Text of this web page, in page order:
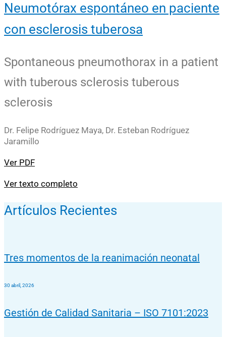
Neumotórax espontáneo en paciente
con esclerosis tuberosa
Spontaneous pneumothorax in a patient
with tuberous sclerosis tuberous
sclerosis
Dr. Felipe Rodríguez Maya, Dr. Esteban Rodríguez
Jaramillo
Ver PDF
Ver texto completo
Artículos Recientes
Tres momentos de la reanimación neonatal
30 abril, 2026
Gestión de Calidad Sanitaria – ISO 7101:2023